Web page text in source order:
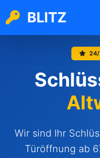
BLITZ
24/
Wir sind Ihr
Türöffnung ab